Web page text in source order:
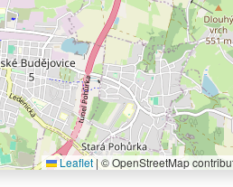
Leaflet |© OpenStreetMap